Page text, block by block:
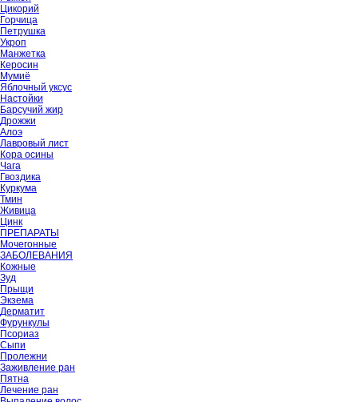
Цикорий
Горчица
Петрушка
Укроп
Манжетка
Керосин
Мумиё
Яблочный уксус
Настойки
Барсучий жир
Дрожжи
Алоэ
Лавровый лист
Кора осины
Чага
Гвоздика
Куркума
Тмин
Живица
Цинк
ПРЕПАРАТЫ
Мочегонные
ЗАБОЛЕВАНИЯ
Кожные
Зуд
Прыщи
Экзема
Дерматит
Фурункулы
Псориаз
Сыпи
Пролежни
Заживление ран
Пятна
Лечение ран